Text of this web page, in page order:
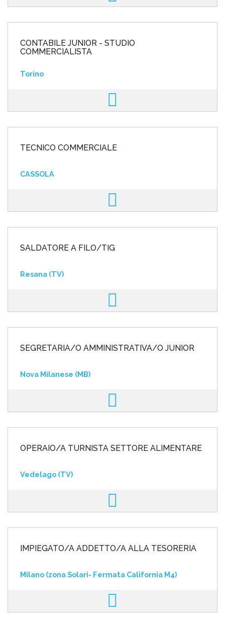
CONTABILE JUNIOR - STUDIO
COMMERCIALISTA
Torino
TECNICO COMMERCIALE
CASSOLA
SALDATORE A FILO/TIG
Resana (TV)
SEGRETARIA/O AMMINISTRATIVA/O JUNIOR
Nova Milanese (MB)
OPERAIO/A TURNISTA SETTORE ALIMENTARE
Vedelago (TV)
IMPIEGATO/A ADDETTO/A ALLA TESORERIA
Milano (zona Solari- Fermata California M4)